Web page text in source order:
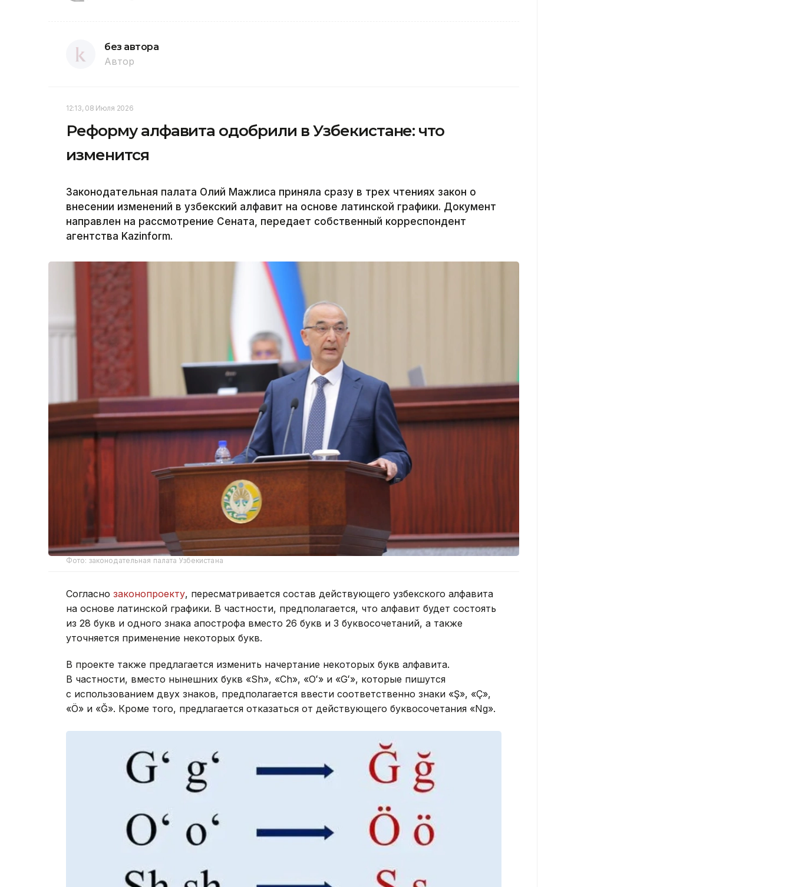
без автора
Автор
12:13, 08 Июля 2026
Реформу алфавита одобрили в Узбекистане: что
изменится
Законодательная палата Олий Мажлиса приняла сразу в трех чтениях закон о
внесении изменений в узбекский алфавит на основе латинской графики. Документ
направлен на рассмотрение Сената, передает собственный корреспондент
агентства Kazinform.
Фото: законодательная палата Узбекистана
Согласно законопроекту, пересматривается состав действующего узбекского алфавита
на основе латинской графики. В частности, предполагается, что алфавит будет состоять
из 28 букв и одного знака апострофа вместо 26 букв и 3 буквосочетаний, а также
уточняется применение некоторых букв.
В проекте также предлагается изменить начертание некоторых букв алфавита.
В частности, вместо нынешних букв «Sh», «Ch», «Oʻ» и «Gʻ», которые пишутся
с использованием двух знаков, предполагается ввести соответственно знаки «Ş», «Ç»,
«Ö» и «Ğ». Кроме того, предлагается отказаться от действующего буквосочетания «Ng».